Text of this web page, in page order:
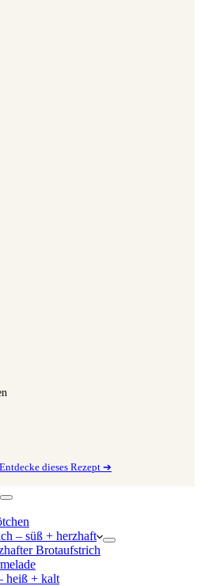
Entdecke dieses Rezept ➔
– süß + herzhaft
Brotaufstrich
heiß + kalt